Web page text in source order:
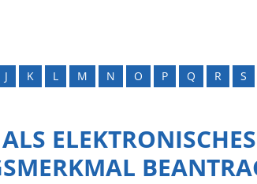
J K L M N O P Q R S
ELEKTRONISCHES